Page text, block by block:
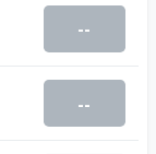
--
--